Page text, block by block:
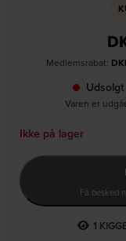
Medlemsrabat:
Udsolgt
Varen er
Ikke på lager
Få besked
2